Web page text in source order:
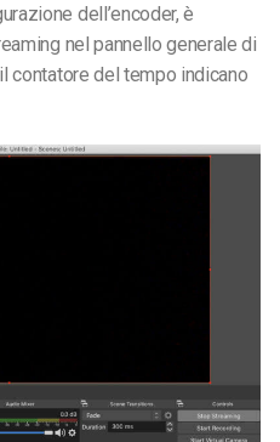
dell’encoder, è
nel pannello generale di
contatore del tempo indicano